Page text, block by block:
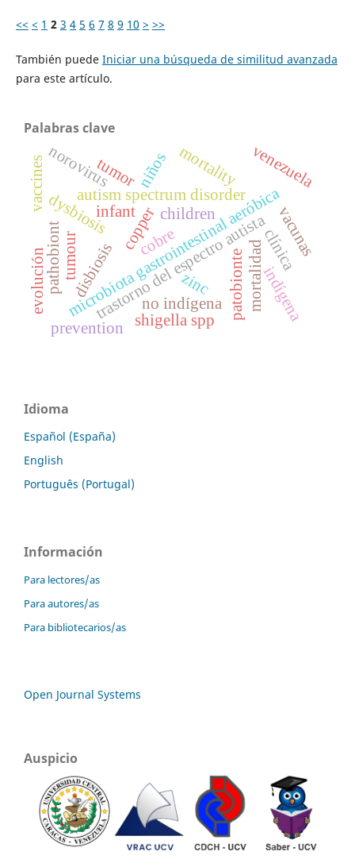
<< < 1 2 3 4 5 6 7 8 9 10 > >>
También puede Iniciar una búsqueda de similitud avanzada
para este artículo.
Palabras clave
trastorno del espectro autista
cobre
zinc
microbiota gastrointestinal aeróbica
disbiosis patobionte
autism spectrum disorder
copper
dysbiosis
pathobiont mortalidadindígena
no indígena
niños venezuela
mortality
children vacunas
norovirus
shigella spp
vaccines tumor
tumour
infant
clínica
evolución
prevention
Idioma
Español (España)
English
Português (Portugal)
Información
Para lectores/as
Para autores/as
Para bibliotecarios/as
Open Journal Systems
Auspicio